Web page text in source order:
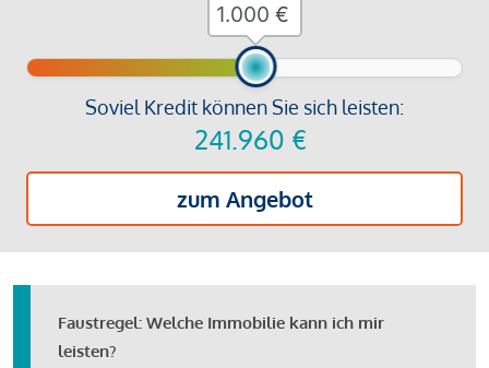
Soviel Kredit können Sie sich leisten:
241.960 €
zum Angebot
€
Faustregel: Welche Immobilie kann ich mir
leisten?